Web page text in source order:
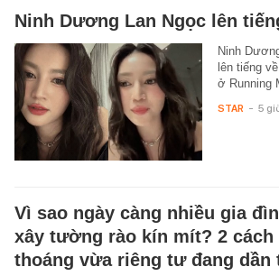
Ninh Dương Lan Ngọc lên
Ninh
lên tiếng
ở Running
STAR - 5
Vì sao ngày càng nhiều gia
xây tường rào kín mít? 2 cách
thoáng vừa riêng tư đang dần